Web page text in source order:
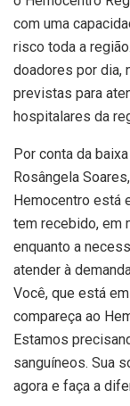
com uma
risco toda a
doadores por dia,
previstas para
hospitalares da
Por conta da
Rosângela
Hemocentro está
tem recebido, em
enquanto a
atender à
Você, que está
compareça ao
Estamos
sanguíneos. Sua
agora e faça a